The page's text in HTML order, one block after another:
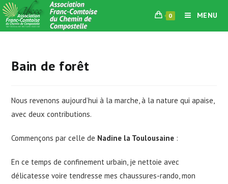
Skip
to
content
0 MENU
Bain de forêt
Nous revenons aujourd’hui à la marche, à la nature qui apaise,
avec deux contributions.
Commençons par celle de Nadine la Toulousaine :
En ce temps de confinement urbain, je nettoie avec
délicatesse voire tendresse mes chaussures-rando, mon